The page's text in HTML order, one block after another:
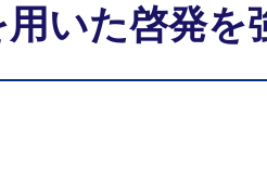
いた啓発を